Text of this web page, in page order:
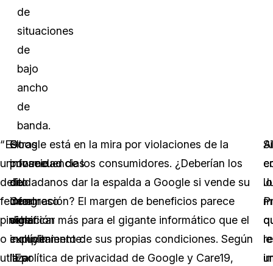
de
situaciones
de
bajo
ancho
de
banda.
“Es
un
delito
federal
pinchar
o
utilizar
El
informe
del
Congreso
dice
explícitamente:
“Es
Otras
consecuencias
de
una
violación
incluyen
la
Google está en la mira por violaciones de la
privacidad de los consumidores. ¿Deberían los
ciudadanos dar la espalda a Google si vende su
información? El margen de beneficios parece
significar más para el gigante informático que el
cumplimiento de sus propias condiciones. Según
la política de privacidad de Google y Care19,
Al
lo
le